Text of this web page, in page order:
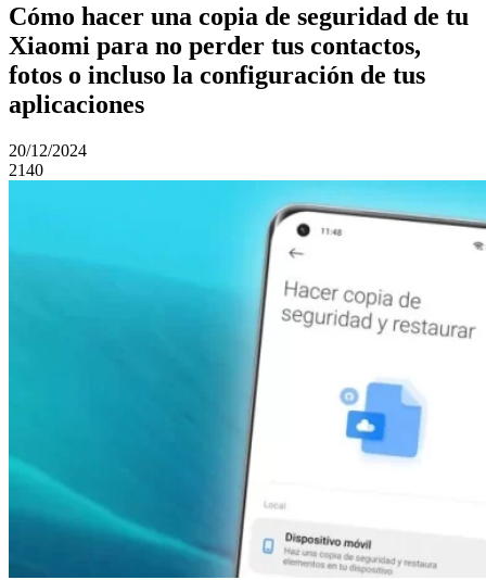
Cómo hacer una copia de seguridad de tu
Xiaomi para no perder tus contactos,
fotos o incluso la configuración de tus
aplicaciones
20/12/2024
2140